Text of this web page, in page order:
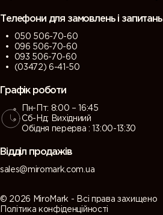
Телефони для замовлень і запитань
050 506-70-60
096 506-70-60
093 506-70-60
(03472) 6-41-50
Графік роботи
Пн-Пт: 8:00 – 16:45
Сб-Нд: Вихідниий
Обідня перерва : 13:00-13:30
Відділ продажів
sales@miromark.com.ua
© 2026 MiroMark - Всі права захищено
Політика конфіденційності